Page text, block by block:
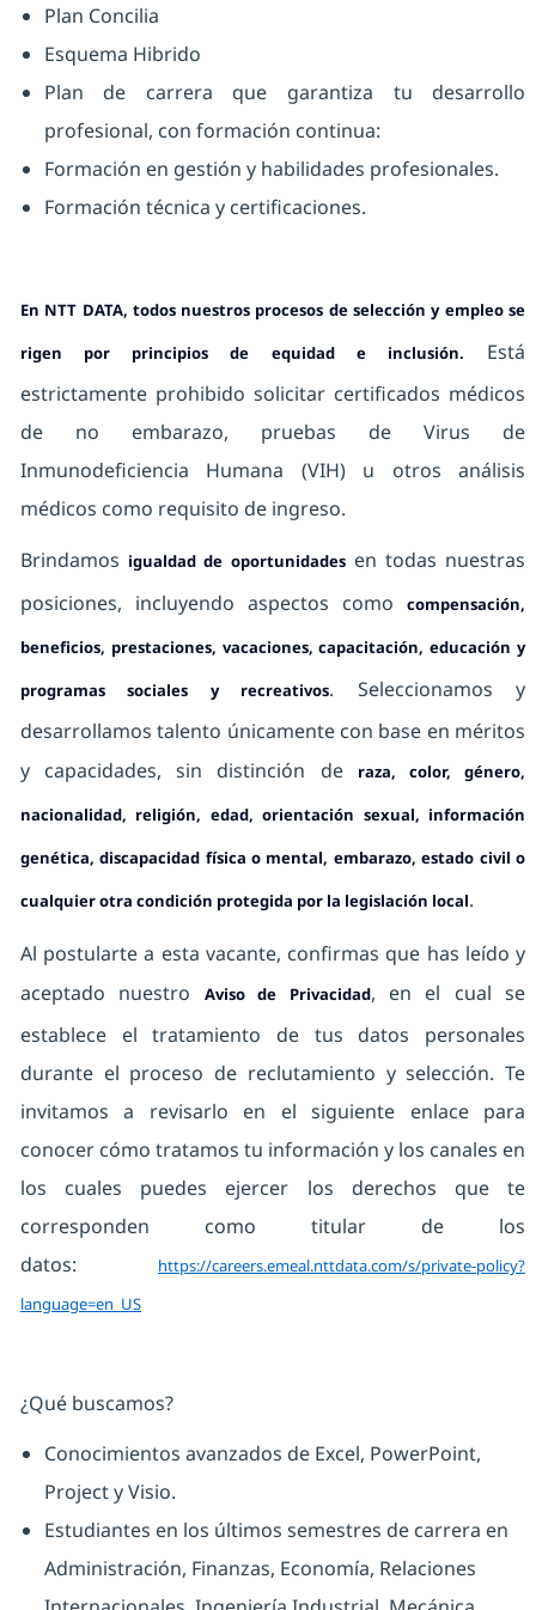
Plan Concilia
Esquema Hibrido
Plan de carrera que garantiza tu desarrollo
profesional, con formación continua:
Formación en gestión y habilidades profesionales.
Formación técnica y certificaciones.
En NTT DATA, todos nuestros procesos de selección y empleo se
rigen por principios de equidad e inclusión.
Está
estrictamente prohibido solicitar certificados médicos
de no embarazo, pruebas de Virus de
Inmunodeficiencia Humana (VIH) u otros análisis
médicos como requisito de ingreso.
Brindamos igualdad de oportunidadesen todas nuestras
posiciones, incluyendo aspectos comocompensación,
beneficios, prestaciones, vacaciones, capacitación, educación y
programas sociales y recreativos. Seleccionamos y
desarrollamos talento únicamente con base en méritos
y capacidades, sin distinción de
raza, color, género,
nacionalidad, religión, edad, orientación sexual, información
genética, discapacidad física o mental, embarazo, estado civil o
cualquier otra condición protegida por la legislación local.
Al postularte a esta vacante, confirmas que has leído y
aceptado nuestro
Aviso de Privacidad, en el cual se
establece el tratamiento de tus datos personales
durante el proceso de reclutamiento y selección. Te
invitamos a revisarlo en el siguiente enlace para
conocer cómo tratamos tu información y los canales en
los cuales puedes ejercer los derechos que te
corresponden como titular de los
datos:
https://careers.emeal.nttdata.com/s/private-policy?
language=en_US
¿Qué buscamos?
Conocimientos avanzados de Excel, PowerPoint,
Project y Visio.
Estudiantes en los últimos semestres de carrera en
Administración, Finanzas, Economía, Relaciones